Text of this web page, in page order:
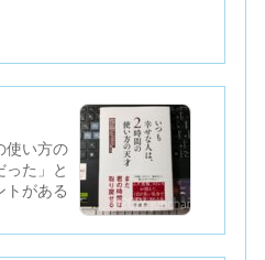
使い方の
った」と
トがある